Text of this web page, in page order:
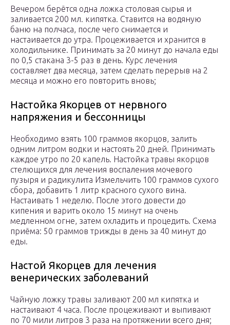
Вечером берётся одна ложка столовая сырья и
заливается 200 мл. кипятка. Ставится на водяную
баню на полчаса, после чего снимается и
настаивается до утра. Процеживается и хранится в
холодильнике. Принимать за 20 минут до начала еды
по 0,5 стакана 3-5 раз в день. Курс лечения
составляет два месяца, затем сделать перерыв на 2
месяца и можно его повторить вновь;
Настойка Якорцев от нервного
напряжения и бессонницы
Необходимо взять 100 граммов якорцов, залить
одним литром водки и настоять 20 дней. Принимать
каждое утро по 20 капель. Настойка травы якорцов
стелющихся для лечения воспаления мочевого
пузыря и радикулита Измельчить 100 граммов сухого
сбора, добавить 1 литр красного сухого вина.
Настаивать 1 неделю. После этого довести до
кипения и варить около 15 минут на очень
медленном огне, затем охладить и процедить. Схема
приёма: 50 граммов трижды в день за 40 минут до
еды.
Настой Якорцев для лечения
венерических заболеваний
Чайную ложку травы заливают 200 мл кипятка и
настаивают 4 часа. После процеживают и выпивают
по 70 мили литров 3 раза на протяжении всего дня;